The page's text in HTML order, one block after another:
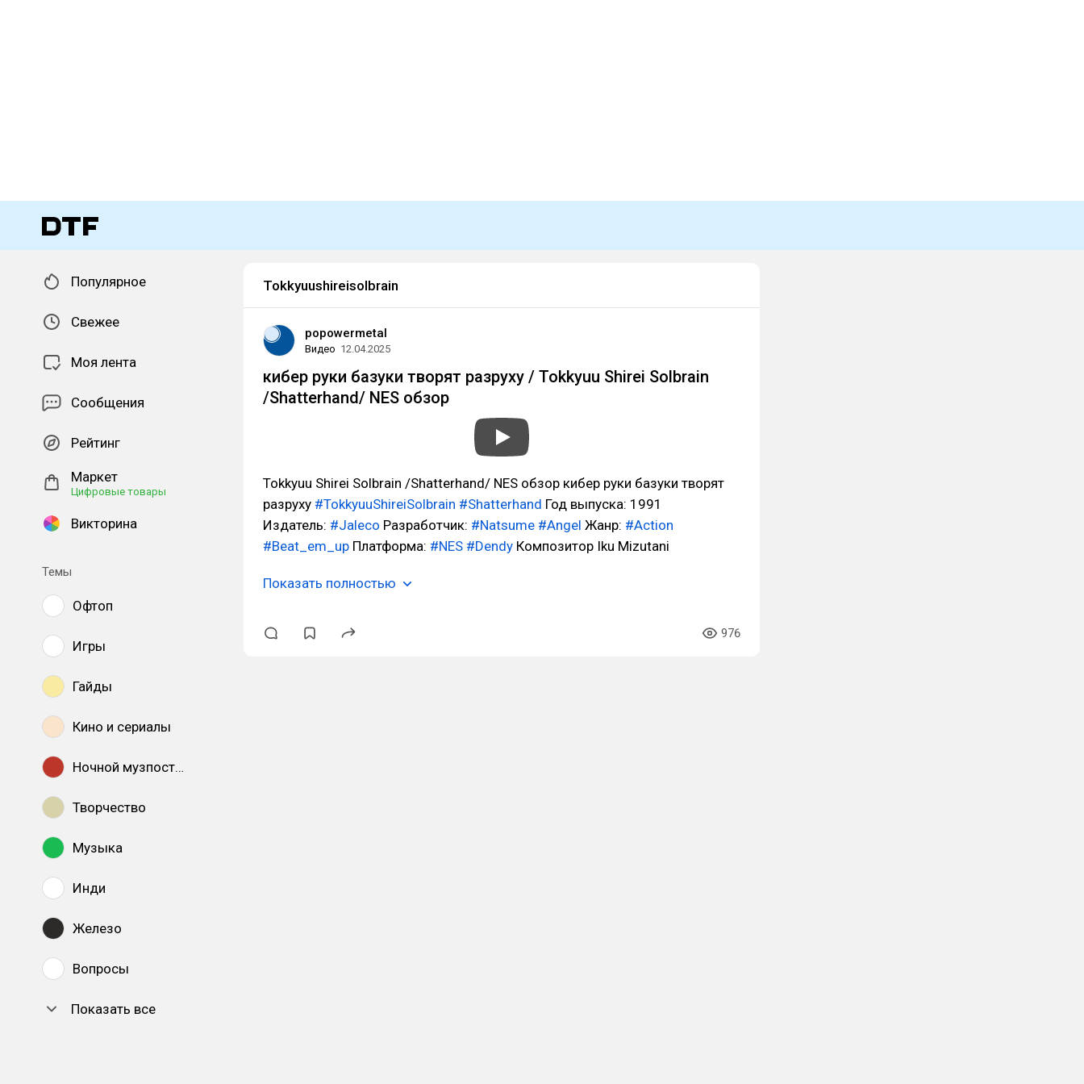
Популярное
Свежее
Моя лента
Сообщения
Рейтинг
Маркет
Цифровые товары
Викторина
Темы
Офтоп
Игры
Гайды
Кино и сериалы
Ночной музпостинг
Творчество
Музыка
Инди
Железо
Вопросы
Показать все
Tokkyuushireisolbrain
popowermetal
Видео 12.04.2025
кибер руки базуки творят разруху / Tokkyuu Shirei Solbrain
/Shatterhand/ NES обзор
Tokkyuu Shirei Solbrain /Shatterhand/ NES обзор кибер руки базуки творят
разруху #TokkyuuShireiSolbrain #Shatterhand Год выпуска: 1991
Издатель: #Jaleco Разработчик: #Natsume #Angel Жанр: #Action
#Beat_em_up Платформa: #NES #Dendy Композитор Iku Mizutani
Показать полностью
976